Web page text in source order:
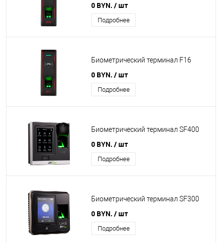
0 BYN. / шт
Подробнее
Биометрический терминал F16
0 BYN. / шт
Подробнее
Биометрический терминал SF400
0 BYN. / шт
Подробнее
Биометрический терминал SF300
0 BYN. / шт
Подробнее